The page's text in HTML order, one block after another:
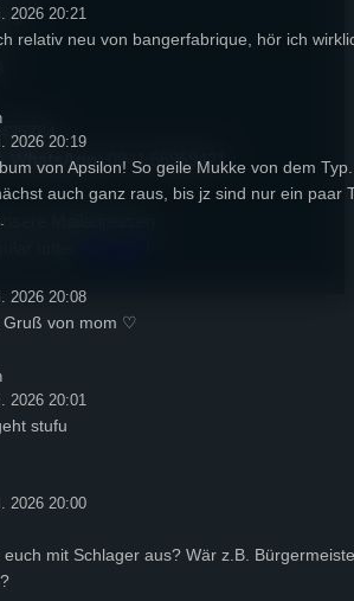
WhatsApp: 0941 56959421
Mailadressen
2026 20:21
relativ neu von bangerfabrique, hör ich
2026 20:19
von Apsilon! So geile Mukke von dem
auch ganz raus, bis jz sind nur ein paar
2026 20:08
Gruß von mom ♡
2026 20:01
stufu
2026 20:00
euch mit Schlager aus? Wär z.B.